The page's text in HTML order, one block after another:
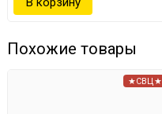
Похожие товары
★СВЦ★